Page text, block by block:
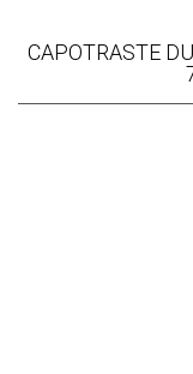
CAPOTRASTE